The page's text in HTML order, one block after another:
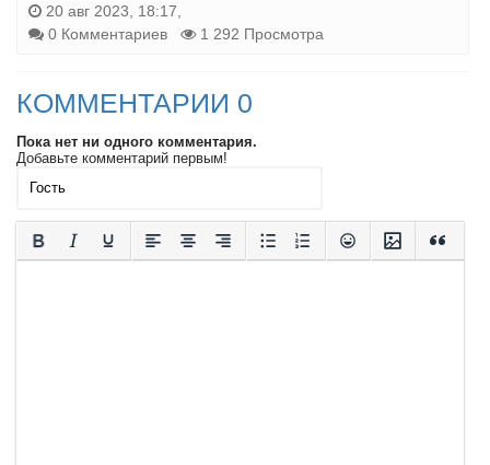
20 авг 2023, 18:17,
0 Комментариев
1 292 Просмотра
КОММЕНТАРИИ 0
Пока нет ни одного комментария.
Добавьте комментарий первым!